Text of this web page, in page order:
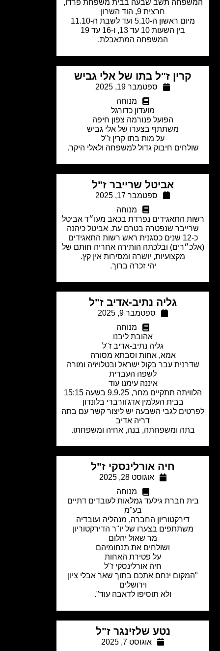
תשב שבעה בבית משפחת פרדו,
ראשון ה-5.10 ועד לשבת ה-11.10
בין השעות 10 עד 13, ו-16 עד 19
המשפחה המתאבלת.
קרין ז"ל בתו של אלי גביש
ספטמבר 19, 2025
מנוחה
מועדון כדורגל
הפועל פנורמה צפון חיפה
משתתף בצערו של אלי גביש
על מות בתו קרין ז"ל
חיבוק גדול למשפחה ולאלי היקר.
אביטל שרייבר ז"ל
ספטמבר 17, 2025
מנוחה
התאגידים נפרדת בכאב מעו״ד אביטל
שנפטרה בטרם עת. אביטל כיהנה
כ-12 שנים כסגנית ראש רשות התאגידים
ובלכתה הותירה אחריה חותם של
מקצועיות, יושרה ומסירות אין קץ.
יהי זכרה ברוך.
גליה נתיב-אדיב ז"ל
ספטמבר 9, 2025
מנוחה
אהובת ליבנו
גליה נתיב-אדיב ז"ל
אמא, אחות וסבתא מסורה
עבר בקול ישראל ובטלויזיה ומורה
לשפה העברית
איננה עימנו עוד
תתקיים מחר, 9.9.25 בשעה 15:15
בבית העלמין אדג'וורברי בלונדון
לגבי השבעה יש ליצור קשר עם בתה
דריה אדיב
בתה ומשפחתה, בנה, אחיה ומשפחתו.
חיה אורלינסקי ז"ל
אוגוסט 28, 2025
מנוחה
חברת גילעד גמלאות לעובדים דתיים
דירקטוריון החברה, מנהליה ועובדיה
משתתפים בצערו של יו"ר הדירקטוריון
מר שאול יהלום
ושולחים את תנחומיהם
על פטירת האחות
חיה אורלינסקי ז"ל
ינחם אתכם בתוך שאר אבלי ציון
וירושלים
ולא תוסיפו לדאבה עוד".
נטע שלזינגר ז"ל
אוגוסט 7, 2025